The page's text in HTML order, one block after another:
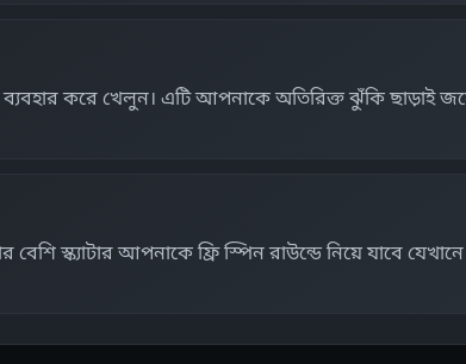
করে খেলুন। এটি আপনাকে অতিরিক্ত ঝুঁকি ছাড়াই
বেশি স্ক্যাটার আপনাকে ফ্রি স্পিন রাউন্ডে নিয়ে যাবে